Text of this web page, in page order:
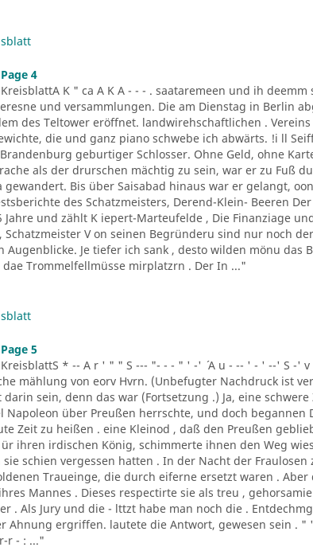
4
K " ca A K A - - - . saataremeen und ih deemm
und versammlungen. Die am Dienstag in Berlin
des Teltower eröffnet. landwirehschaftlichen .
die und ganz piano schwebe ich abwärts. !i ll
geburtiger Schlosser. Ohne Geld, ohne
als der drurschen mächtig zu sein, war er zu Fuß
gewandert. Bis über Saisabad hinaus war er gelangt,
des Schatzmeisters, Derend-Klein- Beeren
Jahre und zählt K iepert-Marteufelde , Die Finanziage
Schatzmeister V on seinen Begründeru sind nur noch
Augenblicke. Je tiefer ich sank , desto wilden mönu das
Trommelfellmüsse mirplatzrn . Der In ..."
5
* -- A r ' " " S --- "- - - " ' -' ´ A u - -- ' - ' --' S -'
mählung von eorv Hvrn. (Unbefugter Nachdruck ist
sein, denn das war (Fortsetzung .) Ja, eine
Napoleon über Preußen herrschte, und doch begannen
Zeit zu heißen . eine Kleinod , daß den Preußen
ihren irdischen König, schimmerte ihnen den Weg
sie schien vergessen hatten . In der Nacht der
Traueinge, die durch eiferne ersetzt waren . Aber
Mannes . Dieses respectirte sie als treu ,
. Als Jury und die - lttzt habe man noch die .
Ahnung ergriffen. lautete die Antwort, gewesen sein . "
r - : ..."